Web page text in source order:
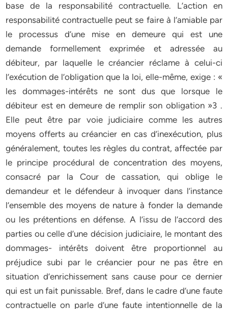
base de la responsabilité contractuelle. L’action en
responsabilité contractuelle peut se faire à l’amiable par
le processus d’une mise en demeure qui est une
demande formellement exprimée et adressée au
débiteur, par laquelle le créancier réclame à celui-ci
l’exécution de l’obligation que la loi, elle-même, exige : «
les dommages-intérêts ne sont dus que lorsque le
débiteur est en demeure de remplir son obligation »3 .
Elle peut être par voie judiciaire comme les autres
moyens offerts au créancier en cas d’inexécution, plus
généralement, toutes les règles du contrat, affectée par
le principe procédural de concentration des moyens,
consacré par la Cour de cassation, qui oblige le
demandeur et le défendeur à invoquer dans l’instance
l’ensemble des moyens de nature à fonder la demande
ou les prétentions en défense. A l’issu de l’accord des
parties ou celle d’une décision judiciaire, le montant des
dommages- intérêts doivent être proportionnel au
préjudice subi par le créancier pour ne pas être en
situation d’enrichissement sans cause pour ce dernier
qui est un fait punissable. Bref, dans le cadre d’une faute
contractuelle on parle d’une faute intentionnelle de la